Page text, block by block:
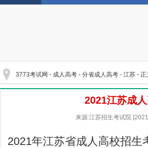
3773考试网 - 成人高考 - 分省成人高考 - 江苏 - 正
2021江苏成
来源:江苏招生考试院
2021年江苏省成人高校招生